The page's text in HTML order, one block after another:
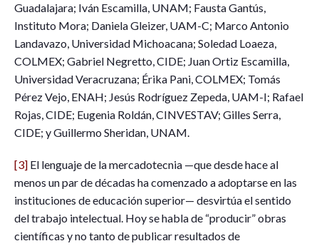
Guadalajara; Iván Escamilla, UNAM; Fausta Gantús,
Instituto Mora; Daniela Gleizer, UAM-C; Marco Antonio
Landavazo, Universidad Michoacana; Soledad Loaeza,
COLMEX; Gabriel Negretto, CIDE; Juan Ortiz Escamilla,
Universidad Veracruzana; Érika Pani, COLMEX; Tomás
Pérez Vejo, ENAH; Jesús Rodríguez Zepeda, UAM-I; Rafael
Rojas, CIDE; Eugenia Roldán, CINVESTAV; Gilles Serra,
CIDE; y Guillermo Sheridan, UNAM.
[3] El lenguaje de la mercadotecnia —que desde hace al
menos un par de décadas ha comenzado a adoptarse en las
instituciones de educación superior— desvirtúa el sentido
del trabajo intelectual. Hoy se habla de “producir” obras
científicas y no tanto de publicar resultados de